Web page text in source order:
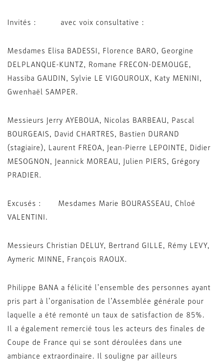
Invités : avec voix consultative :
Mesdames Elisa BADESSI, Florence BARO, Georgine
DELPLANQUE-KUNTZ, Romane FRECON-DEMOUGE,
Hassiba GAUDIN, Sylvie LE VIGOUROUX, Katy MENINI,
Gwenhaël SAMPER.
Messieurs Jerry AYEBOUA, Nicolas BARBEAU, Pascal
BOURGEAIS, David CHARTRES, Bastien DURAND
(stagiaire), Laurent FREOA, Jean-Pierre LEPOINTE, Didier
MESOGNON, Jeannick MOREAU, Julien PIERS, Grégory
PRADIER.
Excusés : Mesdames Marie BOURASSEAU, Chloé
VALENTINI.
Messieurs Christian DELUY, Bertrand GILLE, Rémy LEVY,
Aymeric MINNE, François RAOUX.
Philippe BANA a félicité l’ensemble des personnes ayant
pris part à l’organisation de l’Assemblée générale pour
laquelle a été remonté un taux de satisfaction de 85%.
Il a également remercié tous les acteurs des finales de
Coupe de France qui se sont déroulées dans une
ambiance extraordinaire. Il souligne par ailleurs